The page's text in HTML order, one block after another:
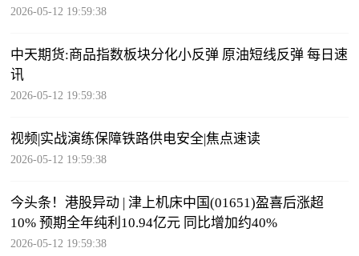
2026-05-12 19:59:38
中天期货:商品指数板块分化小反弹 原油短线反弹 每日速
讯
2026-05-12 19:59:38
视频|实战演练保障铁路供电安全|焦点速读
2026-05-12 19:59:38
今头条！港股异动 | 津上机床中国(01651)盈喜后涨超
10% 预期全年纯利10.94亿元 同比增加约40%
2026-05-12 19:59:38